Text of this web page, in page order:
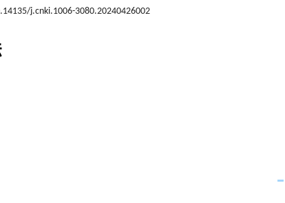
j.cnki.1006-3080.20240426002